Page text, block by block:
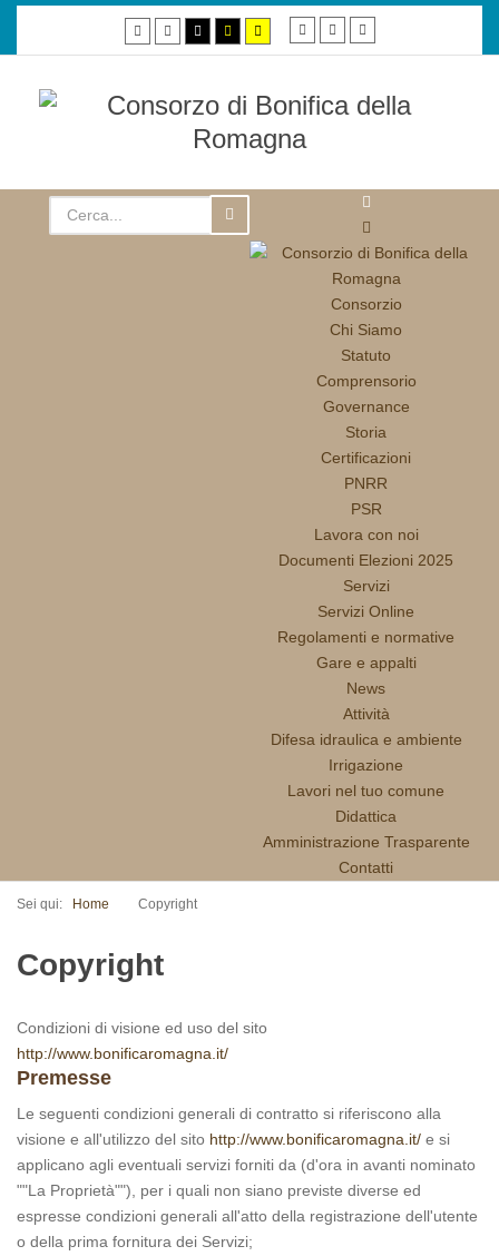
Default
mode
Night
mode
High
contrast
black/white
High
contrast
black/yellow
High
contrast
yellow/black
Smaller
font
Default
font
Larger
Consorzio
Chi Siamo
Statuto
Comprensorio
Governance
Storia
Certificazioni
PNRR
PSR
Lavora con noi
Documenti Elezioni 2025
Servizi
Servizi Online
Regolamenti e normative
Gare e appalti
News
Attività
Difesa idraulica e ambiente
Irrigazione
Lavori nel tuo comune
Didattica
Amministrazione Trasparente
Contatti
Sei qui: Home Copyright
Copyright
Condizioni di visione ed uso del sito
http://www.bonificaromagna.it/
Premesse
Le seguenti condizioni generali di contratto si riferiscono alla
visione e all'utilizzo del sito http://www.bonificaromagna.it/ e si
applicano agli eventuali servizi forniti da (d'ora in avanti nominato
""La Proprietà""), per i quali non siano previste diverse ed
espresse condizioni generali all'atto della registrazione dell'utente
o della prima fornitura dei Servizi;